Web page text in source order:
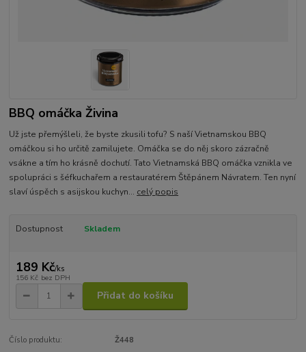
BBQ omáčka Živina
Už jste přemýšleli, že byste zkusili tofu? S naší Vietnamskou BBQ
omáčkou si ho určitě zamilujete. Omáčka se do něj skoro zázračně
vsákne a tím ho krásně dochutí. Tato Vietnamská BBQ omáčka vznikla ve
spolupráci s šéfkuchařem a restauratérem Štěpánem Návratem. Ten nyní
slaví úspěch s asijskou kuchyn... celý popis
Dostupnost Skladem
189 Kč/ks
156 Kč bez DPH
Přidat do košíku
Číslo produktu: Ž448